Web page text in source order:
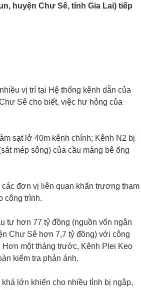
huyện Chư Sê, tỉnh Gia Lai) tiếp
vị trí tại Hệ thống kênh dẫn của
Sê cho biết, việc hư hỏng của
sạt lở 40m kênh chính; Kênh N2 bị
mép sông) của cầu máng bê ống
đơn vị liên quan khẩn trương tham
công trình.
tư hơn 77 tỷ đồng (nguồn vốn ngân
Chư Sê hơn 7,7 tỷ đồng) với công
một tháng trước, Kênh Plei Keo
kiểm tra phản ánh.
lớn khiến cho nhiều tỉnh bị ngập,